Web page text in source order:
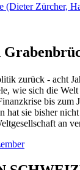
(Dieter Zürcher,
zurück - acht
wie sich die
bis
hat sie bisher
an